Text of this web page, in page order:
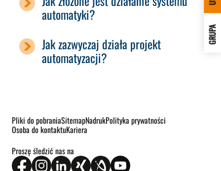
automatyki?
Jak zazwyczaj działa projekt
automatyzacji?
GRUPA
Pliki do pobraniaSitemapNadrukPolityka prywatności
Osoba do kontaktuKariera
Proszę śledzić nas na